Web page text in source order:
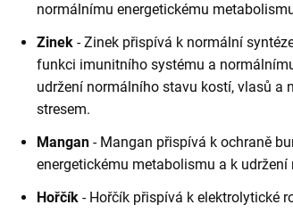
normálnímu energetickému
Zinek - Zinek přispívá k normální
funkci imunitního systému a
udržení normálního stavu kostí, vlasů a
stresem.
Mangan - Mangan přispívá k ochraně
energetickému metabolismu a k
Hořčík - Hořčík přispívá k elektrolytické